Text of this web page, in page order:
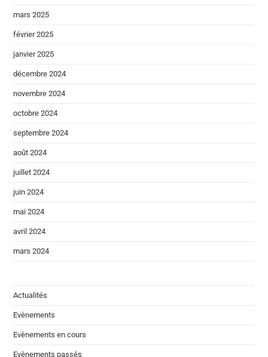
mars 2025
février 2025
janvier 2025
décembre 2024
novembre 2024
octobre 2024
septembre 2024
août 2024
juillet 2024
juin 2024
mai 2024
avril 2024
mars 2024
Actualités
Evènements
Evènements en cours
Evènements passés